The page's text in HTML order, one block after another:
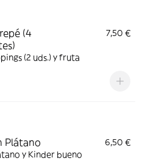
(4
7,50 €
(2 uds.) y fruta
Plátano
6,50 €
y Kinder bueno